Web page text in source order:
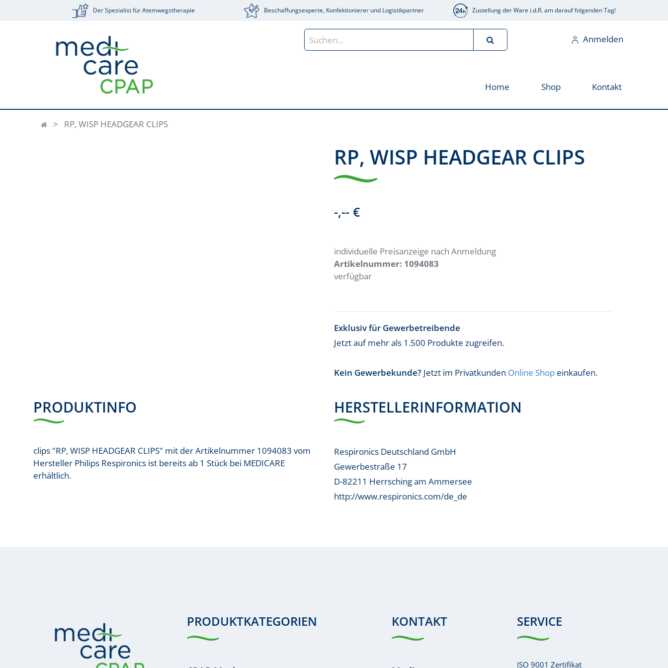
Der Spezialist für Atemwegstherapie Beschaffungsexperte, Konfektionierer und Logistikpartner Zustellung der Ware i.d.R. am darauf folgenden Tag!
Anmelden
Home Shop Kontakt
RP, WISP HEADGEAR CLIPS
RP, WISP HEADGEAR CLIPS
-,-- €
individuelle Preisanzeige nach Anmeldung
Artikelnummer: 1094083
verfügbar
Exklusiv für Gewerbetreibende
Jetzt auf mehr als 1.500 Produkte zugreifen.
Kein Gewerbekunde? Jetzt im Privatkunden Online Shop einkaufen.
PRODUKTINFO
clips "RP, WISP HEADGEAR CLIPS" mit der Artikelnummer 1094083 vom
Hersteller Philips Respironics ist bereits ab 1 Stück bei MEDICARE
erhältlich.
HERSTELLERINFORMATION
Respironics Deutschland GmbH
Gewerbestraße 17
D-82211 Herrsching am Ammersee
http://www.respironics.com/de_de
PRODUKTKATEGORIEN KONTAKT SERVICE
ISO 9001 Zertifikat